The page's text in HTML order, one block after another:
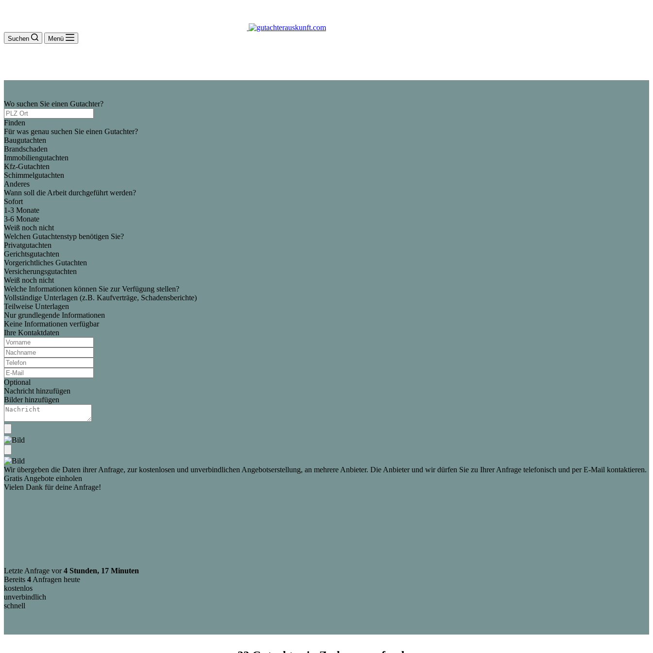
Suchen Menü
Wo suchen Sie einen Gutachter?
Finden
Für was genau suchen Sie einen Gutachter?
Baugutachten
Brandschaden
Immobiliengutachten
Kfz-Gutachten
Schimmelgutachten
Anderes
Wann soll die Arbeit durchgeführt werden?
Sofort
1-3 Monate
3-6 Monate
Weiß noch nicht
Welchen Gutachtenstyp benötigen Sie?
Privatgutachten
Gerichtsgutachten
Vorgerichtliches Gutachten
Versicherungsgutachten
Weiß noch nicht
Welche Informationen können Sie zur Verfügung stellen?
Vollständige Unterlagen (z.B. Kaufverträge, Schadensberichte)
Teilweise Unterlagen
Nur grundlegende Informationen
Keine Informationen verfügbar
Ihre Kontaktdaten
Optional
Nachricht hinzufügen
Bilder hinzufügen
Wir übergeben die Daten ihrer Anfrage, zur kostenlosen und unverbindlichen Angebotserstellung, an mehrere Anbieter. Die Anbieter und wir dürfen Sie zu Ihrer Anfrage telefonisch und per E-Mail kontaktieren.
Gratis Angebote einholen
Vielen Dank für deine Anfrage!
Letzte Anfrage vor4 Stunden, 17 Minuten
Bereits 4 Anfragen heute
kostenlos
unverbindlich
schnell